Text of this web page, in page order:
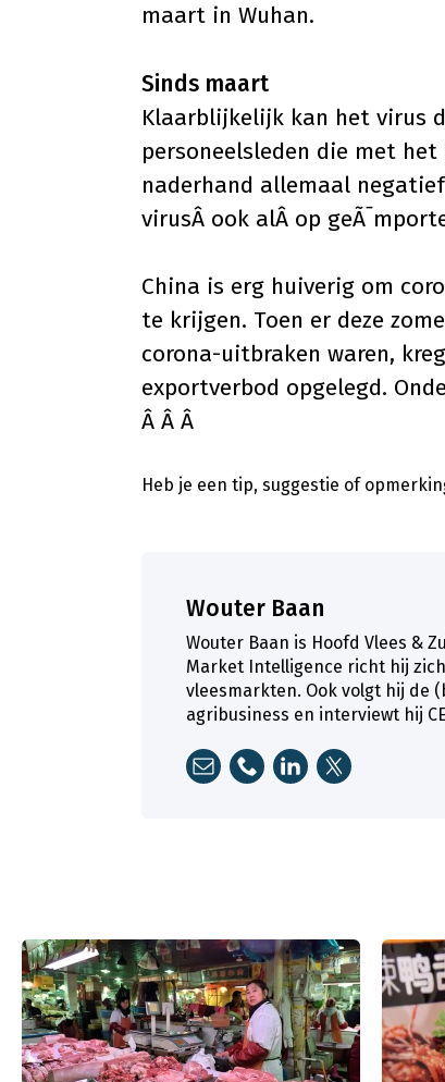
maart in Wuhan.
Sinds maart
Klaarblijkelijk kan het virus
personeelsleden die met
naderhand allemaal
virusÂ ook alÂ op
China is erg huiverig om
te krijgen. Toen er deze
corona-uitbraken waren,
exportverbod opgelegd.
Â Â Â
Heb je een tip, suggestie of
Wouter Baan
Wouter Baan is Hoofd Vlees &
Market Intelligence richt hij
vleesmarkten. Ook volgt hij de
agribusiness en interviewt hij